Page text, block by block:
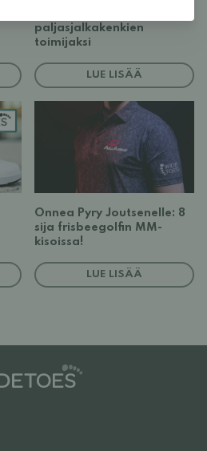
paljasjalkakenkien
toimijaksi
LUE LISÄÄ
Onnea Pyry Joutsenelle: 8
sija frisbeegolfin MM-
kisoissa!
LUE LISÄÄ